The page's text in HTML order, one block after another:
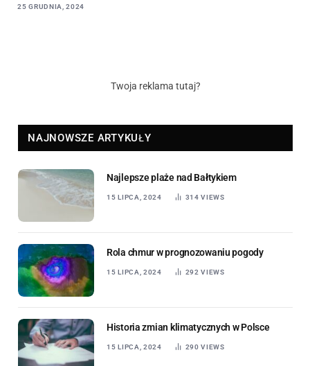
25 GRUDNIA, 2024
Twoja reklama tutaj?
NAJNOWSZE ARTYKUŁY
Najlepsze plaże nad Bałtykiem
15 LIPCA, 2024 314VIEWS
Rola chmur w prognozowaniu pogody
15 LIPCA, 2024 292VIEWS
Historia zmian klimatycznych w Polsce
15 LIPCA, 2024 290VIEWS